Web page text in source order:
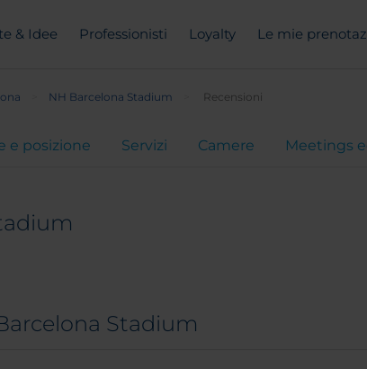
& Idee Professionisti Loyalty Le mie
NH Barcelona Stadium Recensioni
e posizione Servizi Camere Meetings
Stadium